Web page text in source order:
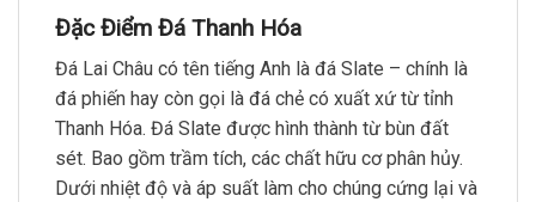
Đặc Điểm Đá Thanh Hóa
Đá Lai Châu có tên tiếng Anh là đá Slate – chính là
đá phiến hay còn gọi là đá chẻ có xuất xứ từ tỉnh
Thanh Hóa. Đá Slate được hình thành từ bùn đất
sét. Bao gồm trầm tích, các chất hữu cơ phân hủy.
Dưới nhiệt độ và áp suất làm cho chúng cứng lại và